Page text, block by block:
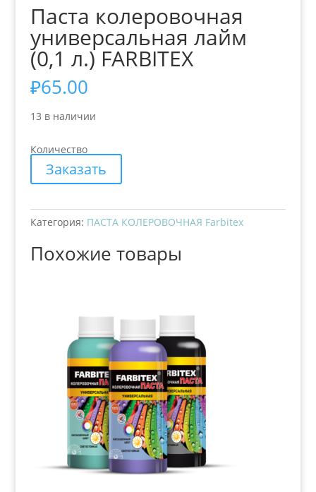
Паста колеровочная
универсальная лайм
(0,1 л.) FARBITEX
₽65.00
13 в наличии
Количество
Заказать
Категория: ПАСТА КОЛЕРОВОЧНАЯ Farbitex
Похожие товары